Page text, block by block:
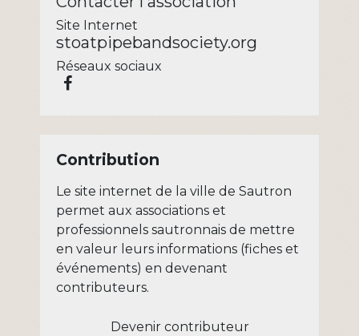
Site Internet
stoatpipebandsociety.org
Réseaux sociaux
Contribution
Le site internet de la ville de Sautron
permet aux associations et
professionnels sautronnais de mettre
en valeur leurs informations (fiches et
événements) en devenant
contributeurs.
Devenir contributeur